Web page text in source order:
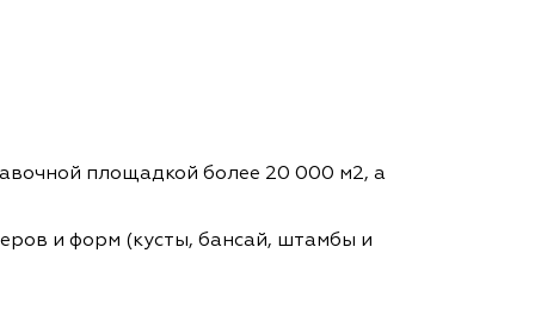
площадкой более 20 000 м2, а
и форм (кусты, бансай, штамбы и